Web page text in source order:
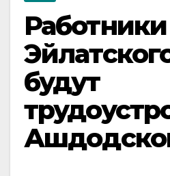
Работники
будут